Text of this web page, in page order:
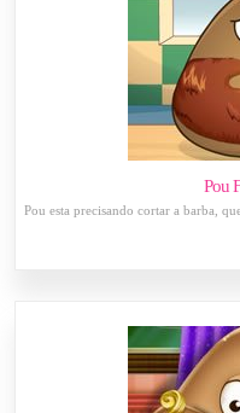
Pou
Pou esta precisando cortar a barba,